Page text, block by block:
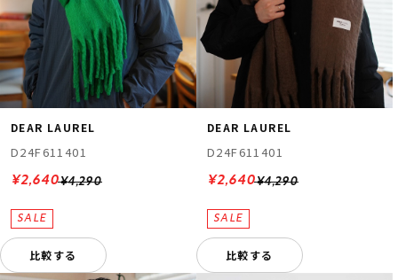
DEAR LAUREL
D24F611401
¥4,290
¥2,640
比較する
DEAR LAUREL
D24F611401
¥4,290
¥2,640
比較する